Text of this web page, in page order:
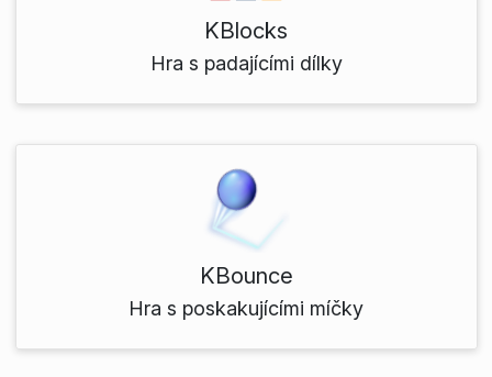
KBlocks
Hra s padajícími dílky
KBounce
Hra s poskakujícími míčky